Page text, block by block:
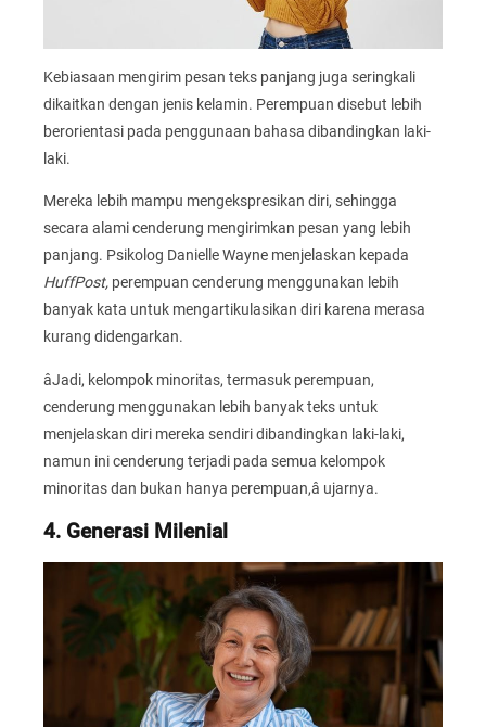
Kebiasaan mengirim pesan teks panjang juga seringkali
dikaitkan dengan jenis kelamin. Perempuan disebut lebih
berorientasi pada penggunaan bahasa dibandingkan laki-
laki.
Mereka lebih mampu mengekspresikan diri, sehingga
secara alami cenderung mengirimkan pesan yang lebih
panjang. Psikolog Danielle Wayne menjelaskan kepada
HuffPost, perempuan cenderung menggunakan lebih
banyak kata untuk mengartikulasikan diri karena merasa
kurang didengarkan.
âJadi, kelompok minoritas, termasuk perempuan,
cenderung menggunakan lebih banyak teks untuk
menjelaskan diri mereka sendiri dibandingkan laki-laki,
namun ini cenderung terjadi pada semua kelompok
minoritas dan bukan hanya perempuan,â ujarnya.
4. Generasi Milenial